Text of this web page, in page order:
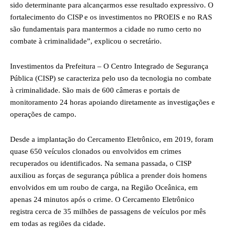
sido determinante para alcançarmos esse resultado expressivo. O
fortalecimento do CISP e os investimentos no PROEIS e no RAS
são fundamentais para mantermos a cidade no rumo certo no
combate à criminalidade”, explicou o secretário.
Investimentos da Prefeitura – O Centro Integrado de Segurança
Pública (CISP) se caracteriza pelo uso da tecnologia no combate
à criminalidade. São mais de 600 câmeras e portais de
monitoramento 24 horas apoiando diretamente as investigações e
operações de campo.
Desde a implantação do Cercamento Eletrônico, em 2019, foram
quase 650 veículos clonados ou envolvidos em crimes
recuperados ou identificados. Na semana passada, o CISP
auxiliou as forças de segurança pública a prender dois homens
envolvidos em um roubo de carga, na Região Oceânica, em
apenas 24 minutos após o crime. O Cercamento Eletrônico
registra cerca de 35 milhões de passagens de veículos por mês
em todas as regiões da cidade.